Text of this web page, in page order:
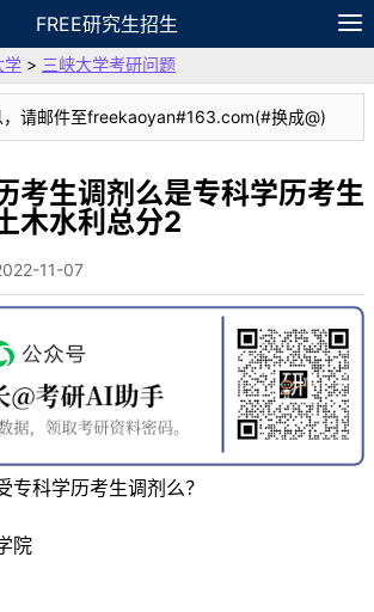
FREE研究生招生
专题 APP 笔记
学 > 三峡大学考研问题
，请邮件至freekaoyan#163.com(#换成@)
考生调剂么是专科学历考生
木水利总分2
11-07
专科学历考生调剂么？
院